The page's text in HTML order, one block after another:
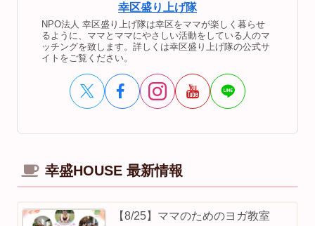
幸区盛り上げ隊
NPO法人 幸区盛り上げ隊は幸区をママが楽しく暮らせ
るように、ママとママにやさしい活動をしている人のマ
ッチングを致します。詳しくは幸区盛り上げ隊の公式サ
イトをご覧ください。
幸盛HOUSE 最新情報
【8/25】ママのためのヨガ教室